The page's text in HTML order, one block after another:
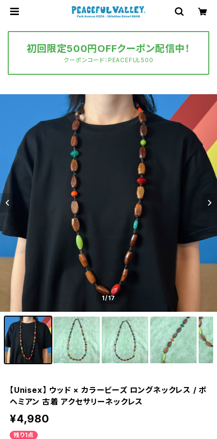
初回限定500円OFFクーポン配信中！
クーポンコード：PEACEFUL500
1/17
【Unisex】 ウッド × カラービーズ ロングネックレス / ボ
ヘミアン 古着 アクセサリーネックレス
¥4,980
残り1点